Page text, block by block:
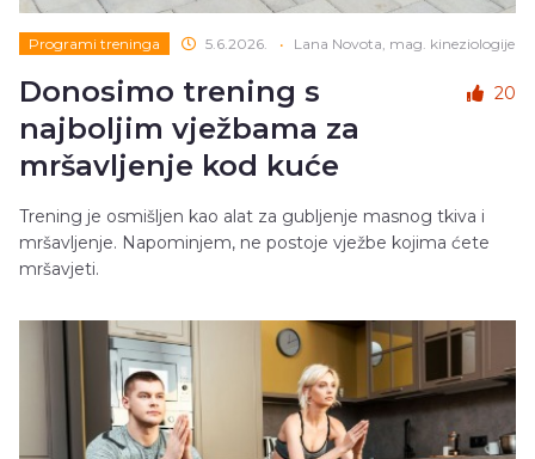
Programi treninga 5.6.2026. • Lana Novota, mag. kineziologije
Donosimo trening s
najboljim vježbama za
mršavljenje kod kuće
20
Trening je osmišljen kao alat za gubljenje masnog tkiva i
mršavljenje. Napominjem, ne postoje vježbe kojima ćete
mršavjeti.